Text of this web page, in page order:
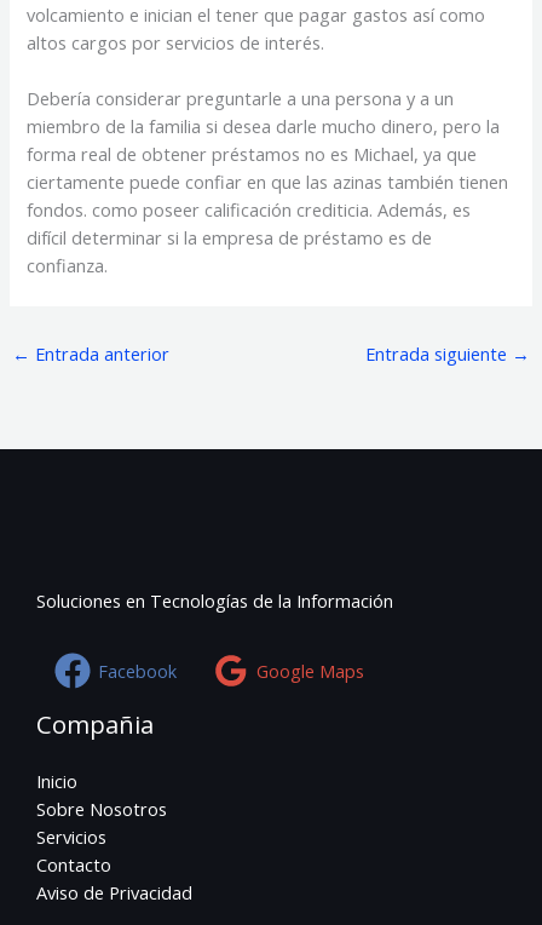
volcamiento e inician el tener que pagar gastos así como
altos cargos por servicios de interés.
Debería considerar preguntarle a una persona y a un
miembro de la familia si desea darle mucho dinero, pero la
forma real de obtener préstamos no es Michael, ya que
ciertamente puede confiar en que las azinas también tienen
fondos. como poseer calificación crediticia. Además, es
difícil determinar si la empresa de préstamo es de
confianza.
← Entrada anterior Entrada siguiente →
Soluciones en Tecnologías de la Información
Facebook Google Maps
Compañia
Inicio
Sobre Nosotros
Servicios
Contacto
Aviso de Privacidad